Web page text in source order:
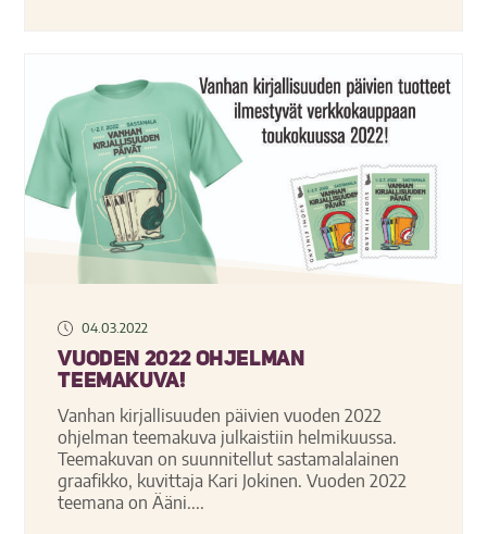
04.03.2022
Vuoden 2022 ohjelman
teemakuva!
Vanhan kirjallisuuden päivien vuoden 2022
ohjelman teemakuva julkaistiin helmikuussa.
Teemakuvan on suunnitellut sastamalalainen
graafikko, kuvittaja Kari Jokinen. Vuoden 2022
teemana on Ääni....